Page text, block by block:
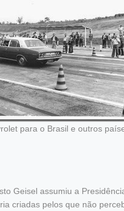
para o Brasil e outros
Geisel assumiu a
criadas pelos que não